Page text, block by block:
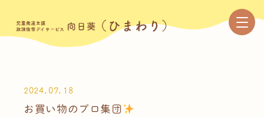
2024.07.18
お買い物のプロ集団